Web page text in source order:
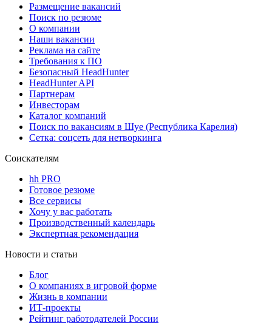
Размещение вакансий
Поиск по резюме
О компании
Наши вакансии
Реклама на сайте
Требования к ПО
Безопасный HeadHunter
HeadHunter API
Партнерам
Инвесторам
Каталог компаний
Поиск по вакансиям в Шуе (Республика Карелия)
Сетка: соцсеть для нетворкинга
Соискателям
hh PRO
Готовое резюме
Все сервисы
Хочу у вас работать
Производственный календарь
Экспертная рекомендация
Новости и статьи
Блог
О компаниях в игровой форме
Жизнь в компании
ИТ-проекты
Рейтинг работодателей России